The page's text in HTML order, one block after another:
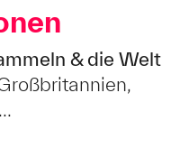
& die Welt